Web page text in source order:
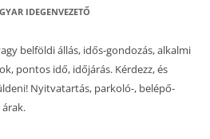
IDEGENVEZETŐ
belföldi állás, idős-gondozás, alkalmi
pontos idő, időjárás. Kérdezz, és
Nyitvatartás, parkoló-, belépő-